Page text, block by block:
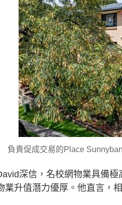
負責促成交易的Place
深信，名校網物業具備
業升值潛力優厚。他直言，